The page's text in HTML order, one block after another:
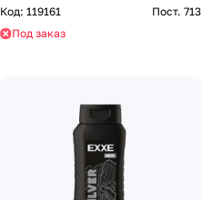
Код: 119161
Пост. 713
Под заказ